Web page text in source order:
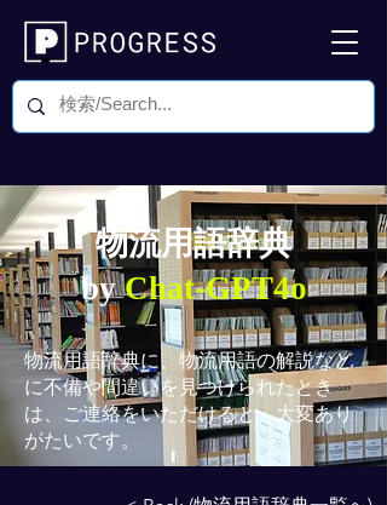
物流用語辞典
byChat-GPT4o
物流用語辞典に、物流用語の解説など
に不備や間違いを見つけられたとき
は、ご連絡をいただけると、大変あり
がたいです。